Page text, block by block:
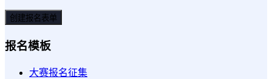
创建报名表单
报名模板
大赛报名征集